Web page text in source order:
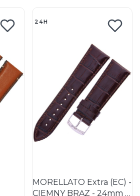
24H
MORELLATO Extra (EC) -
CIEMNY BRĄZ - 24mm -